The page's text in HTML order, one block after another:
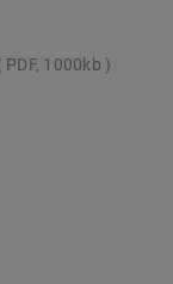
PDF, 1000kb